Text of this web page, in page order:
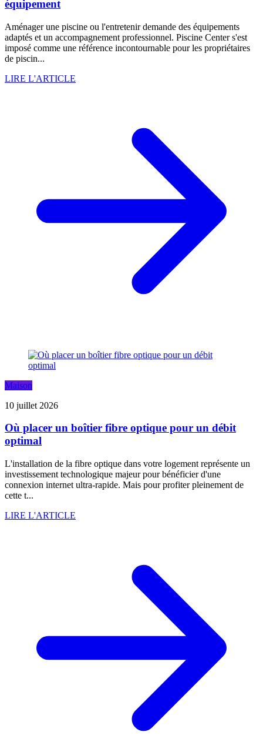
équipement
Aménager une piscine ou l'entretenir demande des équipements
adaptés et un accompagnement professionnel. Piscine Center s'est
imposé comme une référence incontournable pour les propriétaires
de piscin...
LIRE L'ARTICLE
Maison
10 juillet 2026
Où placer un boîtier fibre optique pour un débit
optimal
L'installation de la fibre optique dans votre logement représente un
investissement technologique majeur pour bénéficier d'une
connexion internet ultra-rapide. Mais pour profiter pleinement de
cette t...
LIRE L'ARTICLE